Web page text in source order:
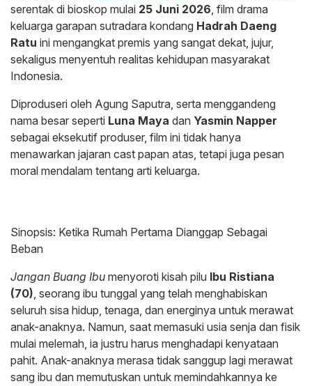
serentak di bioskop mulai 25 Juni 2026 , film drama
keluarga garapan sutradara kondang Hadrah Daeng
Ratu ini mengangkat premis yang sangat dekat, jujur,
sekaligus menyentuh realitas kehidupan masyarakat
Indonesia.
​Diproduseri oleh Agung Saputra, serta menggandeng
nama besar seperti Luna Maya dan Yasmin Napper
sebagai eksekutif produser, film ini tidak hanya
menawarkan jajaran cast papan atas, tetapi juga pesan
moral mendalam tentang arti keluarga.
​Sinopsis: Ketika Rumah Pertama Dianggap Sebagai
Beban
Jangan Buang Ibu menyoroti kisah pilu Ibu Ristiana
(70) , seorang ibu tunggal yang telah menghabiskan
seluruh sisa hidup, tenaga, dan energinya untuk merawat
anak-anaknya. Namun, saat memasuki usia senja dan fisik
mulai melemah, ia justru harus menghadapi kenyataan
pahit. Anak-anaknya merasa tidak sanggup lagi merawat
sang ibu dan memutuskan untuk memindahkannya ke